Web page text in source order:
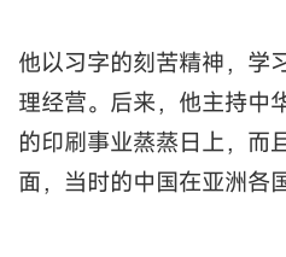
他以习字的刻苦精神，学
理经营。后来，他主持中
的印刷事业蒸蒸日上，而
面，当时的中国在亚洲各